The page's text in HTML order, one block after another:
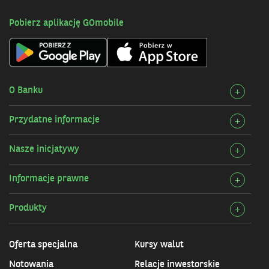
Pobierz aplikację GOmobile
O Banku +
O
Przydatne informacje +
Nasze inicjatywy +
Informacje prawne +
Produkty +
Oferta specjalna Kursy walut
Notowania Relacje inwestorskie